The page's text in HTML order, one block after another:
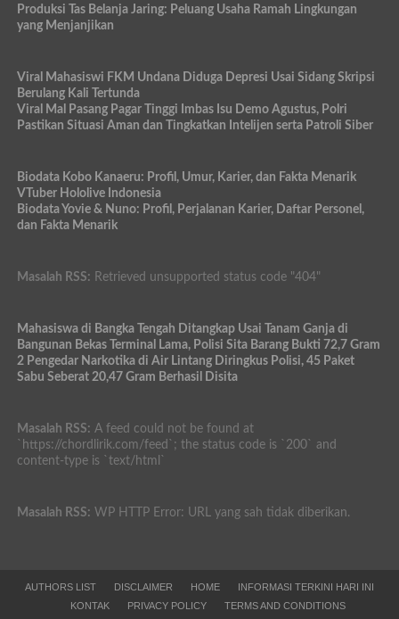
Produksi Tas Belanja Jaring: Peluang Usaha Ramah Lingkungan
yang Menjanjikan
Viral Mahasiswi FKM Undana Diduga Depresi Usai Sidang Skripsi
Berulang Kali Tertunda
Viral Mal Pasang Pagar Tinggi Imbas Isu Demo Agustus, Polri
Pastikan Situasi Aman dan Tingkatkan Intelijen serta Patroli Siber
Biodata Kobo Kanaeru: Profil, Umur, Karier, dan Fakta Menarik
VTuber Hololive Indonesia
Biodata Yovie & Nuno: Profil, Perjalanan Karier, Daftar Personel,
dan Fakta Menarik
Masalah RSS: Retrieved unsupported status code "404"
Mahasiswa di Bangka Tengah Ditangkap Usai Tanam Ganja di
Bangunan Bekas Terminal Lama, Polisi Sita Barang Bukti 72,7 Gram
2 Pengedar Narkotika di Air Lintang Diringkus Polisi, 45 Paket
Sabu Seberat 20,47 Gram Berhasil Disita
Masalah RSS: A feed could not be found at
`https://chordlirik.com/feed`; the status code is `200` and
content-type is `text/html`
Masalah RSS: WP HTTP Error: URL yang sah tidak diberikan.
AUTHORS LIST DISCLAIMER HOME
INFORMASI TERKINI HARI INI
KONTAK
PRIVACY POLICY TERMS AND CONDITIONS